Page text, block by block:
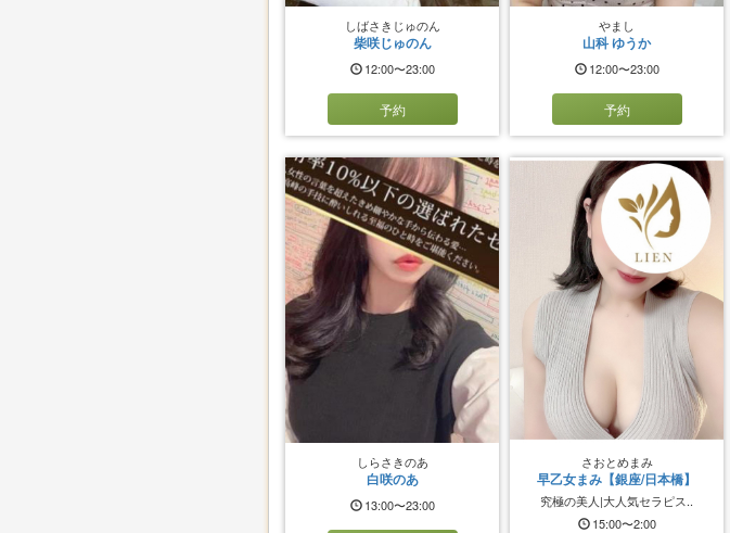
しばさきじゅのん
柴咲じゅのん
12:00〜23:00
予約
やまし
山科 ゆうか
12:00〜23:00
予約
しらさきのあ
白咲のあ
13:00〜23:00
さおとめまみ
早乙女まみ【銀座/日本橋】
究極の美人|大人気セラピス..
15:00〜2:00